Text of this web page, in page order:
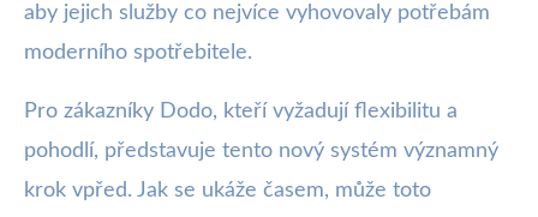
aby jejich služby co nejvíce vyhovovaly potřebám
moderního spotřebitele.
Pro zákazníky Dodo, kteří vyžadují flexibilitu a
pohodlí, představuje tento nový systém významný
krok vpřed. Jak se ukáže časem, může toto